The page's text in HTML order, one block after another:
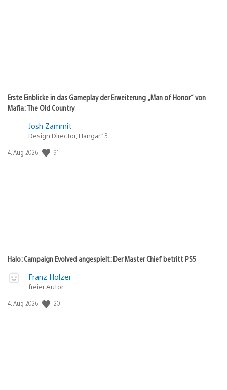
Erste Einblicke in das Gameplay der Erweiterung „Man of Honor“ von
Mafia: The Old Country
Josh Zammit
Design Director, Hangar 13
Veröffentlichungsdatum:
4. Aug 2026 91
Halo: Campaign Evolved angespielt: Der Master Chief betritt PS5
Franz Holzer
freier Autor
Veröffentlichungsdatum:
4. Aug 2026 20